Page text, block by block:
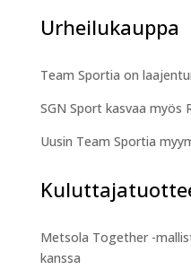
Urheilukauppa
Team Sportia on
SGN Sport kasvaa myös
Uusin Team Sportia
Metsola Together -
kanssa